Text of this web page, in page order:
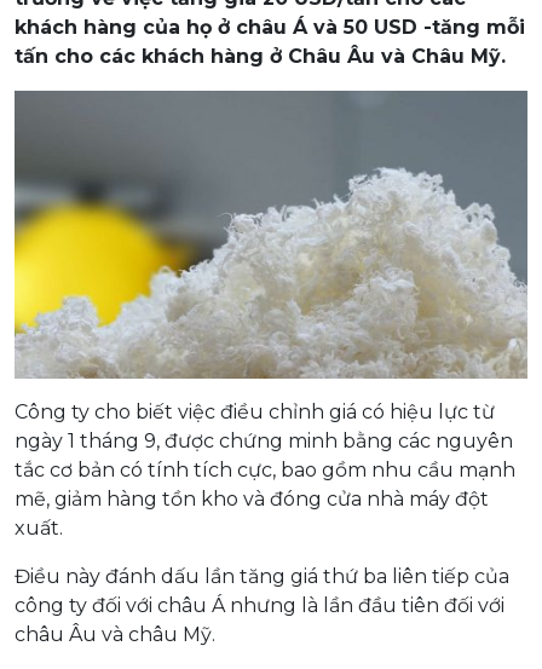
khách hàng của họ ở châu Á và 50 USD -tăng mỗi
tấn cho các khách hàng ở Châu Âu và Châu Mỹ.
Công ty cho biết việc điều chỉnh giá có hiệu lực từ
ngày 1 tháng 9, được chứng minh bằng các nguyên
tắc cơ bản có tính tích cực, bao gồm nhu cầu mạnh
mẽ, giảm hàng tồn kho và đóng cửa nhà máy đột
xuất.
Điều này đánh dấu lần tăng giá thứ ba liên tiếp của
công ty đối với châu Á nhưng là lần đầu tiên đối với
châu Âu và châu Mỹ.